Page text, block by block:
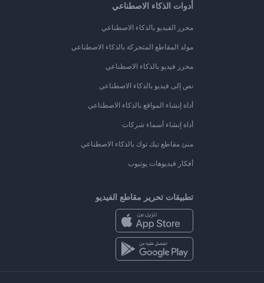
أدوات الذكاء الاصطناعي
محرر الفيديو بالذكاء الاصطناعي
مولد المقاطع المتحركة بالذكاء الاصطناعي
محرر فيديو بالذكاء الاصطناعي
نص إلى فيديو بالذكاء الاصطناعي
أداة إنشاء المواقع بالذكاء الاصطناعي
أداة إنشاء أسماء شركات
منئ مقاطع تيك توك بالذكاء الاصطناعي
أفكار فيديوهات يوتيوب
تطبيقات تحرير مقاطع الفيديو